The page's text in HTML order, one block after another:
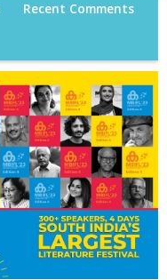
Recent Comments